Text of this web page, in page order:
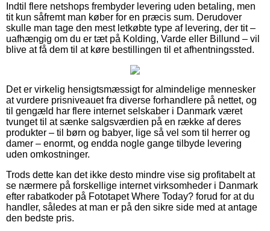
Indtil flere netshops frembyder levering uden betaling, men
tit kun såfremt man køber for en præcis sum. Derudover
skulle man tage den mest letkøbte type af levering, der tit –
uafhængig om du er tæt på Kolding, Varde eller Billund – vil
blive at få dem til at køre bestillingen til et afhentningssted.
Det er virkelig hensigtsmæssigt for almindelige mennesker
at vurdere prisniveauet fra diverse forhandlere på nettet, og
til gengæld har flere internet selskaber i Danmark været
tvunget til at sænke salgsværdien på en række af deres
produkter – til børn og babyer, lige så vel som til herrer og
damer – enormt, og endda nogle gange tilbyde levering
uden omkostninger.
Trods dette kan det ikke desto mindre vise sig profitabelt at
se nærmere på forskellige internet virksomheder i Danmark
efter rabatkoder på Fototapet Where Today? forud for at du
handler, således at man er på den sikre side med at antage
den bedste pris.